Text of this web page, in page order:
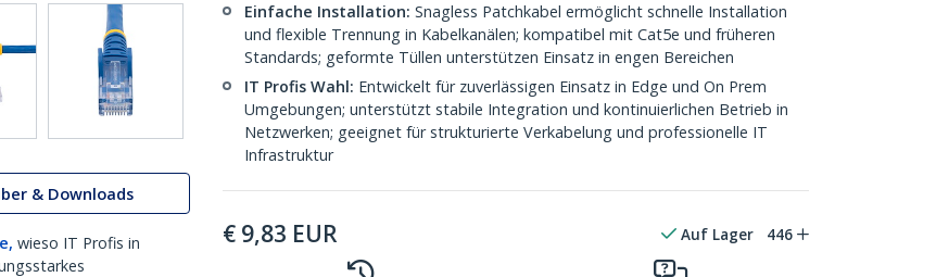
& Downloads
wieso IT Profis in
Einfache Installation: Snagless Patchkabel ermöglicht schnelle Installation
und flexible Trennung in Kabelkanälen; kompatibel mit Cat5e und früheren
Standards; geformte Tüllen unterstützen Einsatz in engen Bereichen
IT Profis Wahl: Entwickelt für zuverlässigen Einsatz in Edge und On Prem
Umgebungen; unterstützt stabile Integration und kontinuierlichen Betrieb in
Netzwerken; geeignet für strukturierte Verkabelung und professionelle IT
Infrastruktur
€ 9,83 EUR Auf Lager 446